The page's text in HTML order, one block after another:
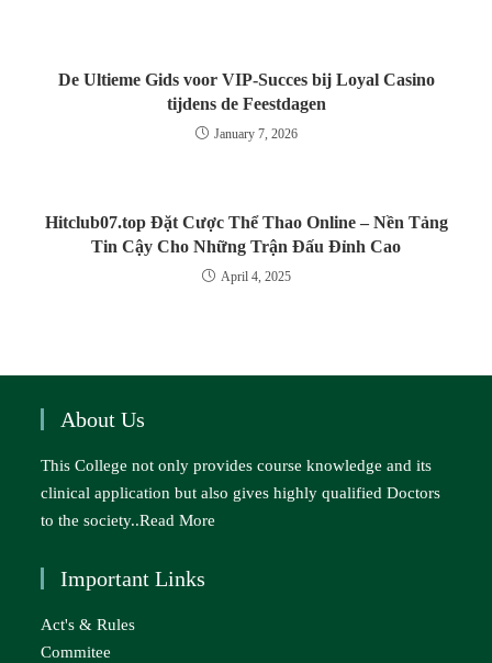
De Ultieme Gids voor VIP‑Succes bij Loyal Casino
tijdens de Feestdagen
January 7, 2026
Hitclub07.top Đặt Cược Thể Thao Online – Nền Tảng
Tin Cậy Cho Những Trận Đấu Đỉnh Cao
April 4, 2025
About Us
This College not only provides course knowledge and its
clinical application but also gives highly qualified Doctors
to the society..Read More
Important Links
Act's & Rules
Commitee